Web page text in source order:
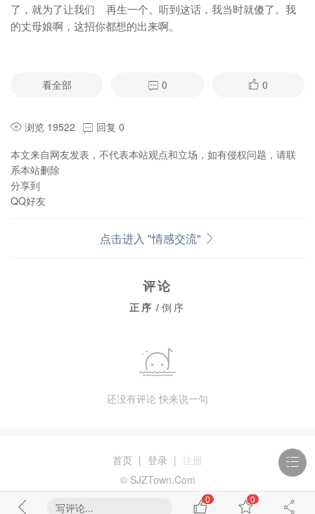
了，就为了让我们 再生一个。听到这话，我当时就傻了。我
的丈母娘啊，这招你都想的出来啊。
看全部 0 0
浏览 19522
回复 0
本文来自网友发表，不代表本站观点和立场，如有侵权问题，请联
系本站删除
分享到
QQ好友
点击进入 "情感交流"
评论
正序 / 倒序
还没有评论 快来说一句
写评论...
0 0
首页 | 登录 | 注册
© SJZTown.Com